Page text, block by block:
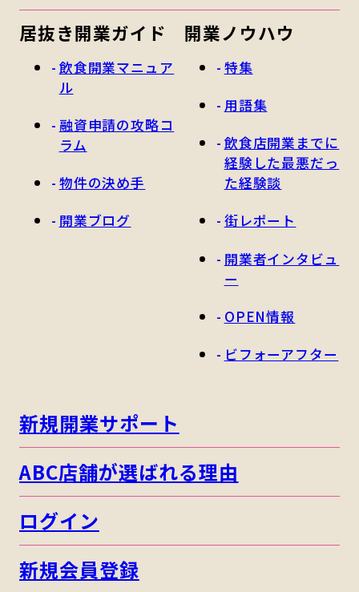
居抜き開業ガイド
飲食開業マニュア
ル
融資申請の攻略コ
ラム
物件の決め手
開業ブログ
開業ノウハウ
特集
用語集
飲食店開業までに
経験した最悪だっ
た経験談
街レポート
開業者インタビュ
ー
OPEN情報
ビフォーアフター
新規開業サポート
ABC店舗が選ばれる理由
ログイン
新規会員登録